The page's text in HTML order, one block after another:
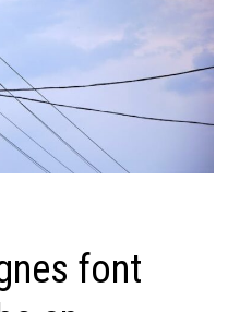
font